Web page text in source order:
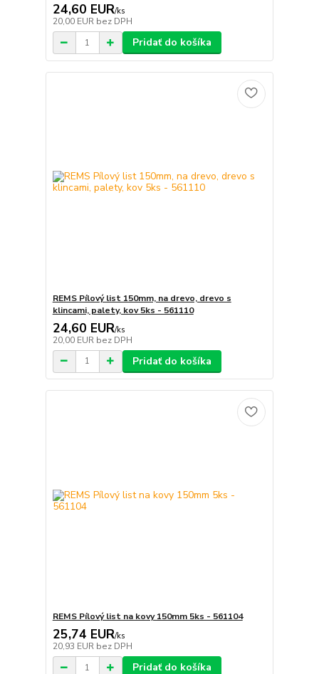
24,60 EUR/ks
20,00 EUR bez DPH
Pridať do košíka
REMS Pílový list 150mm, na drevo, drevo s
klincami, palety, kov 5ks - 561110
24,60 EUR/ks
20,00 EUR bez DPH
Pridať do košíka
REMS Pílový list na kovy 150mm 5ks - 561104
25,74 EUR/ks
20,93 EUR bez DPH
Pridať do košíka